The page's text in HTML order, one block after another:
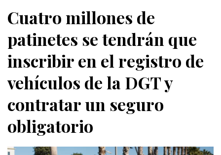
Cuatro millones de
patinetes se tendrán que
inscribir en el registro de
vehículos de la DGT y
contratar un seguro
obligatorio